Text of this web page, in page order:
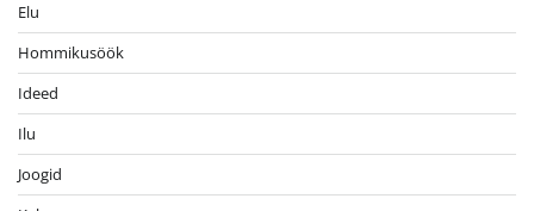
Elu
Hommikusöök
Ideed
Ilu
Joogid